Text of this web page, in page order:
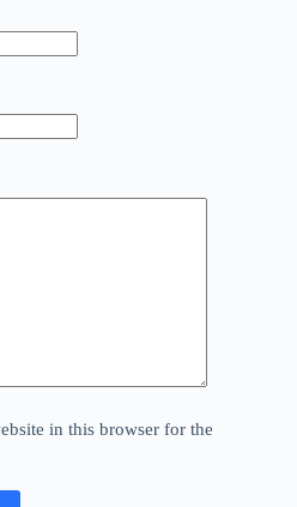
in this browser for the